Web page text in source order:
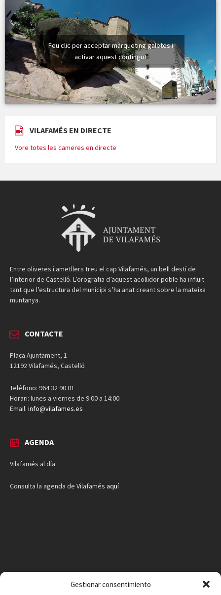
Gestionar consentimiento
Feu clic per acceptar màrqueting galetes i
activar aquest contingut
VILAFAMÉS EN DIRECTE
Vore totes les cameres en directe
Entre oliveres i ametllers treu el cap Vilafamés, un bell destí de
l’interior de Castelló. L’orografia d’aquest acollidor poble ha influït
tant que l’estructura del municipi s’ha anat creant sobre la mateixa
muntanya.
CONTACTE
Plaça Ajuntament, 1
12192 Vilafamés, Castelló
Teléfono: 964 32 90 01
Horari: lunes a viernes de 9:00 a 14:00
Email: info@vilafames.es
AGENDA
Vilafamés al día
Consulta la agenda de Vilafamés aquí